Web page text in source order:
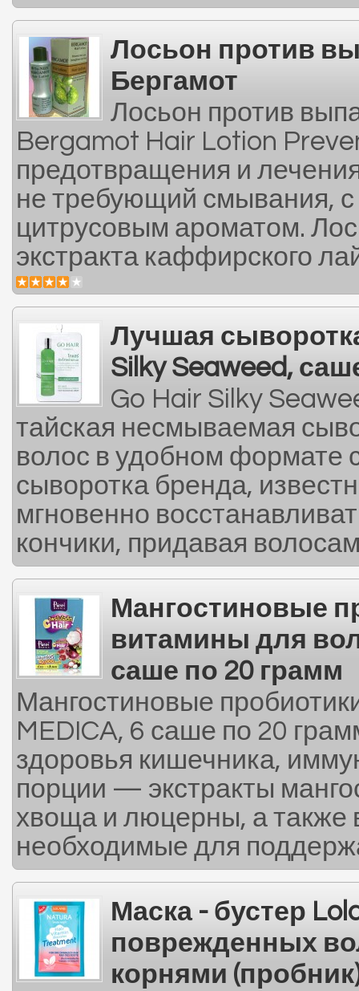
Лосьон против
Бергамот
Лосьон против
Bergamot Hair Lotion
предотвращения и
не требующий смывания,
цитрусовым ароматом.
экстракта каффирского
Лучшая
Silky Seaweed,
Go Hair Silky
тайская несмываемая
волос в удобном формате
сыворотка бренда,
мгновенно
кончики, придавая
Мангостиновые
витамины для
саше по 20 грамм
Мангостиновые
MEDICA, 6 саше по 20
здоровья кишечника,
порции — экстракты
хвоща и люцерны, а
необходимые для
Маска - бустер
поврежденных
корнями